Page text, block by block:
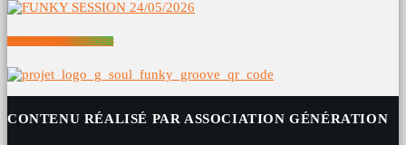
FUNKY SESSION 24/05/2026
CONTENU RÉALISÉ PAR ASSOCIATION GÉNÉRATION